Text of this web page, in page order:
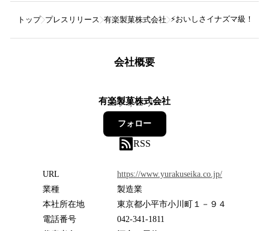
トップ プレスリリース 有楽製菓株式会社 ⚡おいしさイナズマ級！⚡
会社概要
有楽製菓株式会社
53フォロワー
フォロー
RSS
URL
https://www.yurakuseika.co.jp/
業種
製造業
本社所在地
東京都小平市小川町１－９４
電話番号
042-341-1811